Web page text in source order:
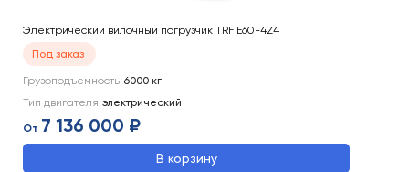
Электрический вилочный погрузчик TRF E60-4Z4
Под заказ
Грузоподъемность 6000 кг
Тип двигателя электрический
От 7 136 000 ₽
В корзину